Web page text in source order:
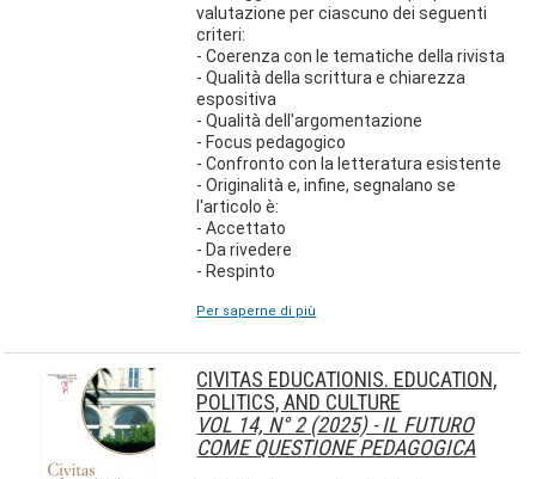
valutazione per ciascuno dei seguenti
criteri:
- Coerenza con le tematiche della rivista
- Qualità della scrittura e chiarezza
espositiva
- Qualità dell'argomentazione
- Focus pedagogico
- Confronto con la letteratura esistente
- Originalità e, infine, segnalano se
l'articolo è:
- Accettato
- Da rivedere
- Respinto
Per saperne di più
CIVITAS EDUCATIONIS. EDUCATION,
POLITICS, AND CULTURE
VOL 14, N° 2 (2025) - IL FUTURO
COME QUESTIONE PEDAGOGICA